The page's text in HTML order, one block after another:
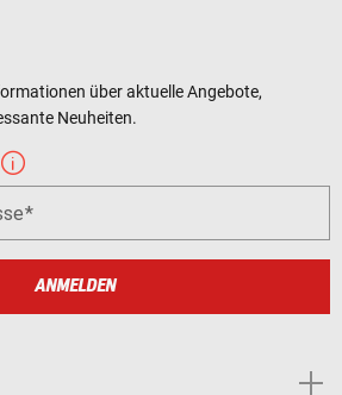
über aktuelle Angebote,
Neuheiten.
ANMELDEN